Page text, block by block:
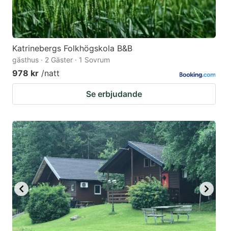
Katrinebergs Folkhögskola B&B
gästhus · 2 Gäster · 1 Sovrum
978 kr /natt
Se erbjudande